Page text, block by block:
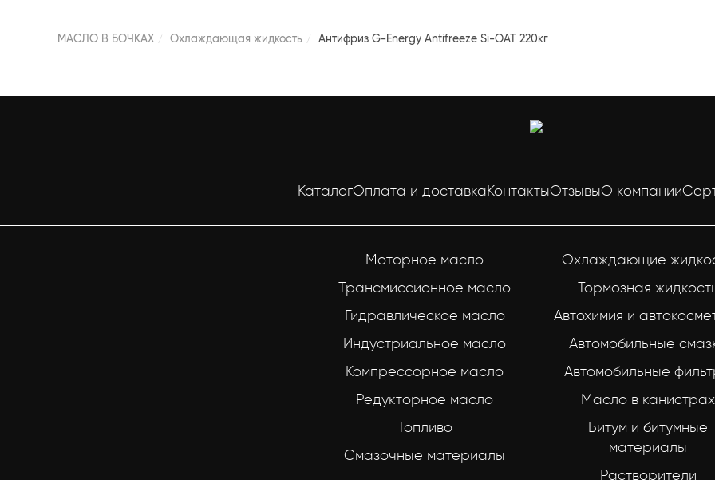
МАСЛО В БОЧКАХ Охлаждающая жидкость Антифриз G-Energy Antifreeze Si-OAT 220кг
КаталогОплата и доставкаКонтактыОтзывыО компании
Моторное масло
Трансмиссионное масло
Гидравлическое масло
Индустриальное масло
Компрессорное масло
Редукторное масло
Топливо
Смазочные материалы
Охлаждающие
Тормозная
Автохимия и
Автомобильные
Автомобильные
Масло в канистрах
Битум и битумные
материалы
Растворители